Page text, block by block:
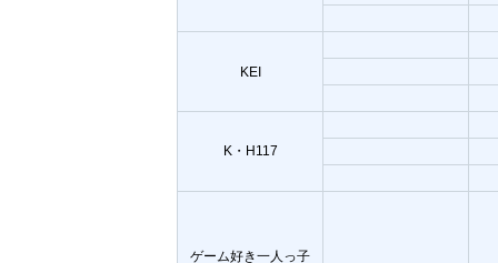
KEI
K・H117
ゲーム好き一人っ子